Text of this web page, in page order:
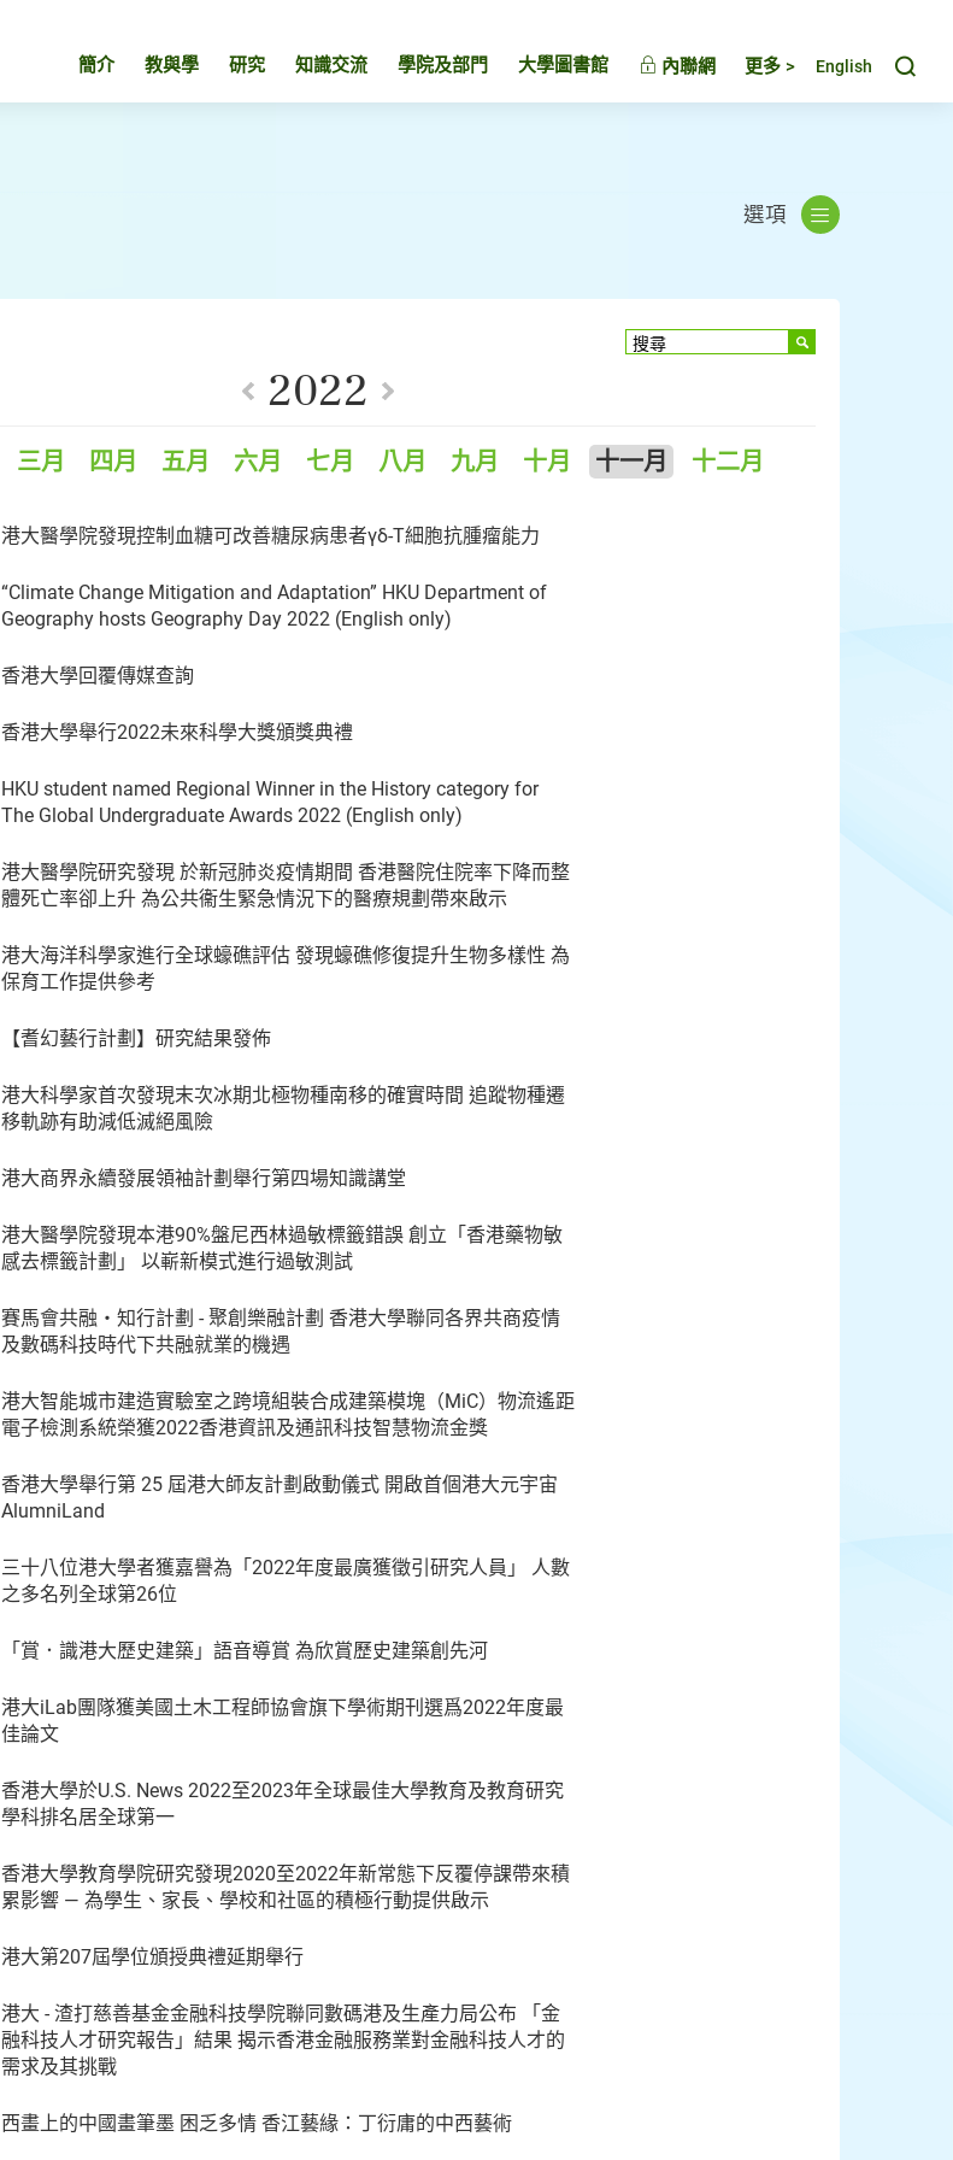
簡介 教與學 研究 知識交流 學院及部門 大學圖書館 內聯網 更多 > English
選項
2022
三月 四月 五月 六月 七月 八月 九月 十月 十一月 十二月
港大醫學院發現控制血糖可改善糖尿病患者γδ-T細胞抗腫瘤能力
“Climate Change Mitigation and Adaptation” HKU Department of
Geography hosts Geography Day 2022 (English only)
香港大學回覆傳媒查詢
香港大學舉行2022未來科學大獎頒獎典禮
HKU student named Regional Winner in the History category for
The Global Undergraduate Awards 2022 (English only)
港大醫學院研究發現 於新冠肺炎疫情期間 香港醫院住院率下降而整
體死亡率卻上升 為公共衞生緊急情況下的醫療規劃帶來啟示
港大海洋科學家進行全球蠔礁評估 發現蠔礁修復提升生物多樣性 為
保育工作提供參考
【耆幻藝行計劃】研究結果發佈
港大科學家首次發現末次冰期北極物種南移的確實時間 追蹤物種遷
移軌跡有助減低滅絕風險
港大商界永續發展領袖計劃舉行第四場知識講堂
港大醫學院發現本港90%盤尼西林過敏標籤錯誤 創立「香港藥物敏
感去標籤計劃」 以嶄新模式進行過敏測試
賽馬會共融・知行計劃 - 聚創樂融計劃 香港大學聯同各界共商疫情
及數碼科技時代下共融就業的機遇
港大智能城市建造實驗室之跨境組裝合成建築模塊（MiC）物流遙距
電子檢測系統榮獲2022香港資訊及通訊科技智慧物流金獎
香港大學舉行第 25 屆港大師友計劃啟動儀式 開啟首個港大元宇宙
AlumniLand
三十八位港大學者獲嘉譽為「2022年度最廣獲徵引研究人員」 人數
之多名列全球第26位
「賞．識港大歷史建築」語音導賞 為欣賞歷史建築創先河
港大iLab團隊獲美國土木工程師協會旗下學術期刊選爲2022年度最
佳論文
香港大學於U.S. News 2022至2023年全球最佳大學教育及教育研究
學科排名居全球第一
香港大學教育學院研究發現2020至2022年新常態下反覆停課帶來積
累影響 — 為學生、家長、學校和社區的積極行動提供啟示
港大第207屆學位頒授典禮延期舉行
港大 - 渣打慈善基金金融科技學院聯同數碼港及生產力局公布 「金
融科技人才研究報告」結果 揭示香港金融服務業對金融科技人才的
需求及其挑戰
西畫上的中國畫筆墨 困乏多情 香江藝緣：丁衍庸的中西藝術